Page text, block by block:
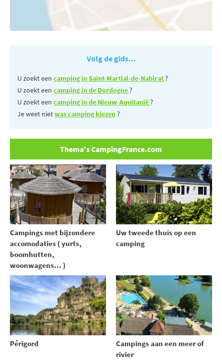
Volg de gids...
U zoekt een camping in Saint-Martial-de-Nabirat?
U zoekt een camping in de Dordogne?
U zoekt een camping in de Nieuw-Aquitanië?
Je weet nietwas camping kiezen?
Thema's CampingFrance.com
Campings met bijzondere
accomodaties ( yurts,
boomhutten,
woonwagens... )
Uw tweede thuis op een
camping
Périgord
Campings aan een meer of
rivier